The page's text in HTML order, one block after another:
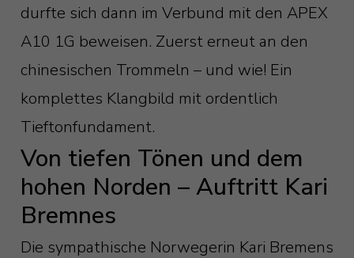
durfte sich dann im Verbund mit den APEX
A10 1G beweisen. Zuerst erneut an den
chinesischen Trommeln – und wie! Ein
komplettes Klangbild mit ordentlich
Tieftonfundament.
Von tiefen Tönen und dem
hohen Norden – Auftritt Kari
Bremnes
Die sympathische Norwegerin Kari Bremens